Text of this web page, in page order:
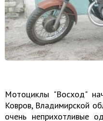
Мотоциклы "Восход"
Ковров, Владимирской
очень неприхотливые